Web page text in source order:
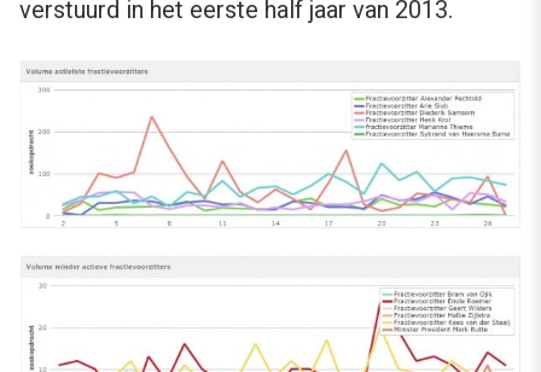
verstuurd in het eerste half jaar van 2013.